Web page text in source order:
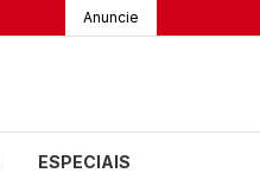
Anuncie
ESPECIAIS